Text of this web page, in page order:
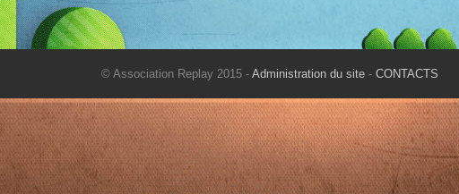
© Association Replay 2015 - Administration du site - CONTACTS